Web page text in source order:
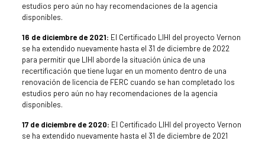
estudios pero aún no hay recomendaciones de la agencia
disponibles.
16 de diciembre de 2021: El Certificado LIHI del proyecto Vernon
se ha extendido nuevamente hasta el 31 de diciembre de 2022
para permitir que LIHI aborde la situación única de una
recertificación que tiene lugar en un momento dentro de una
renovación de licencia de FERC cuando se han completado los
estudios pero aún no hay recomendaciones de la agencia
disponibles.
17 de diciembre de 2020: El Certificado LIHI del proyecto Vernon
se ha extendido nuevamente hasta el 31 de diciembre de 2021